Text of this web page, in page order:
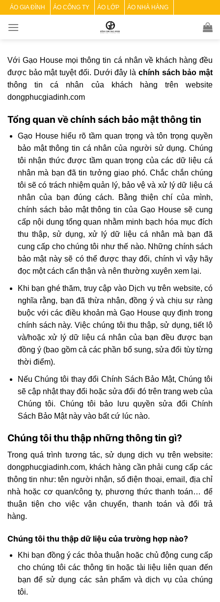
Skip
content
ÁO GIA ĐÌNH ÁO CÔNG TY ÁO LỚP ÁO NHÀ HÀNG
Với Gạo House mọi thông tin cá nhân về khách hàng đều
được bảo mật tuyệt đối. Dưới đây là chính sách bảo mật
thông tin cá nhân của khách hàng trên website
dongphucgiadinh.com
Tổng quan về chính sách bảo mật thông tin
Gạo House hiểu rõ tầm quan trọng và tôn trọng quyền
bảo mật thông tin cá nhân của người sử dụng. Chúng
tôi nhận thức được tầm quan trọng của các dữ liệu cá
nhân mà bạn đã tin tưởng giao phó. Chắc chắn chúng
tôi sẽ có trách nhiệm quản lý, bảo vệ và xử lý dữ liệu cá
nhân của bạn đúng cách. Bằng thiện chí của mình,
chính sách bảo mật thông tin của Gạo House sẽ cung
cấp nội dung tổng quan nhằm minh bạch hóa mục đích
thu thập, sử dụng, xử lý dữ liệu cá nhân mà bạn đã
cung cấp cho chúng tôi như thế nào. Những chính sách
bảo mật này sẽ có thể được thay đổi, chính vì vậy hãy
đọc một cách cẩn thận và nên thường xuyên xem lại.
Khi bạn ghé thăm, truy cập vào Dịch vụ trên website, có
nghĩa rằng, bạn đã thừa nhận, đồng ý và chịu sự ràng
buộc với các điều khoản mà Gạo House quy định trong
chính sách này. Việc chúng tôi thu thập, sử dụng, tiết lộ
và/hoặc xử lý dữ liệu cá nhân của bạn đều được bạn
đồng ý (bao gồm cả các phần bổ sung, sửa đổi tùy từng
thời điểm).
Nếu Chúng tôi thay đổi Chính Sách Bảo Mật, Chúng tôi
sẽ cập nhật thay đổi hoặc sửa đổi đó trên trang web của
Chúng tôi. Chúng tôi bảo lưu quyền sửa đổi Chính
Sách Bảo Mật này vào bất cứ lúc nào.
Chúng tôi thu thập những thông tin gì?
Trong quá trình tương tác, sử dụng dịch vụ trên website:
dongphucgiadinh.com, khách hàng cần phải cung cấp các
thông tin như: tên người nhận, số điện thoại, email, địa chỉ
nhà hoặc cơ quan/công ty, phương thức thanh toán… để
thuận tiện cho việc vận chuyển, thanh toán và đổi trả
hàng.
Chúng tôi thu thập dữ liệu của trường hợp nào?
Khi bạn đồng ý các thỏa thuận hoặc chủ động cung cấp
cho chúng tôi các thông tin hoặc tài liệu liên quan đến
bạn để sử dụng các sản phẩm và dịch vụ của chúng
tôi.